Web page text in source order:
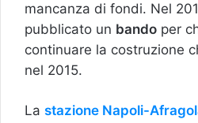
mancanza di fondi. Nel
pubblicato un bando per
continuare la costruzione
nel 2015.
La stazione Napoli-